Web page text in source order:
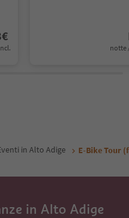
€
notte
in Alto Adige E-Bike Tour
in Alto Adige